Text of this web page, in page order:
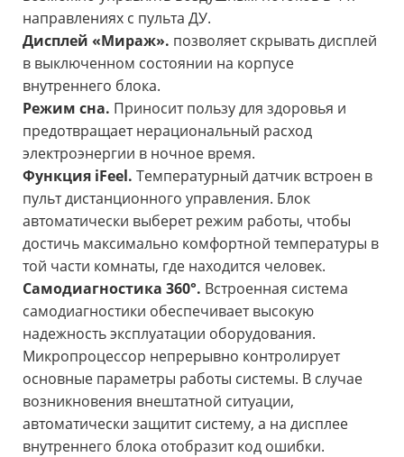
направлениях с пульта ДУ.
Дисплей «Мираж». позволяет скрывать дисплей
в выключенном состоянии на корпусе
внутреннего блока.
Режим сна. Приносит пользу для здоровья и
предотвращает нерациональный расход
электроэнергии в ночное время.
Функция iFeel. Температурный датчик встроен в
пульт дистанционного управления. Блок
автоматически выберет режим работы, чтобы
достичь максимально комфортной температуры в
той части комнаты, где находится человек.
Cамодиагностика 360°. Встроенная система
самодиагностики обеспечивает высокую
надежность эксплуатации оборудования.
Микропроцессор непрерывно контролирует
основные параметры работы системы. В случае
возникновения внештатной ситуации,
автоматически защитит систему, а на дисплее
внутреннего блока отобразит код ошибки.